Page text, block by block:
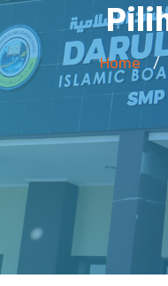
Home /